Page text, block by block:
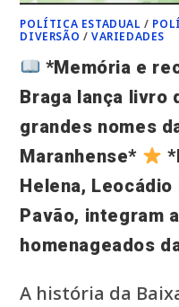
POLÍTICA ESTADUAL /
DIVERSÃO /VARIEDADES
*Memória e
Braga lança livro
grandes nomes
Maranhense*
Helena,
Pavão, integram
homenageados
A história da